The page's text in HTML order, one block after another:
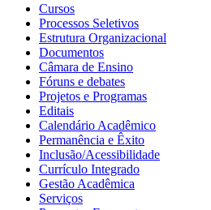
Cursos
Processos Seletivos
Estrutura Organizacional
Documentos
Câmara de Ensino
Fóruns e debates
Projetos e Programas
Editais
Calendário Acadêmico
Permanência e Êxito
Inclusão/Acessibilidade
Currículo Integrado
Gestão Acadêmica
Serviços